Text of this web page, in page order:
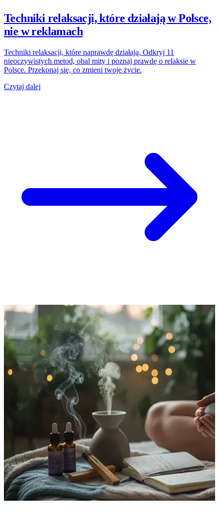
Techniki relaksacji, które działają w Polsce,
nie w reklamach
Techniki relaksacji, które naprawdę działają. Odkryj 11
nieoczywistych metod, obal mity i poznaj prawdę o relaksie w
Polsce. Przekonaj się, co zmieni twoje życie.
Czytaj dalej